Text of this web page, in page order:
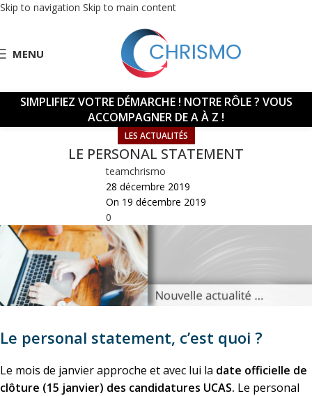
Skip to navigation Skip to main content
MENU
SIMPLIFIEZ VOTRE DÉMARCHE ! NOTRE RÔLE ? VOUS
ACCOMPAGNER DE A À Z !
LES ACTUALITÉS
LE PERSONAL STATEMENT
teamchrismo
28 décembre 2019
On 19 décembre 2019
0
Le personal statement, c’est quoi ?
Le mois de janvier approche et avec lui la date officielle de
clôture (15 janvier) des candidatures UCAS. Le personal